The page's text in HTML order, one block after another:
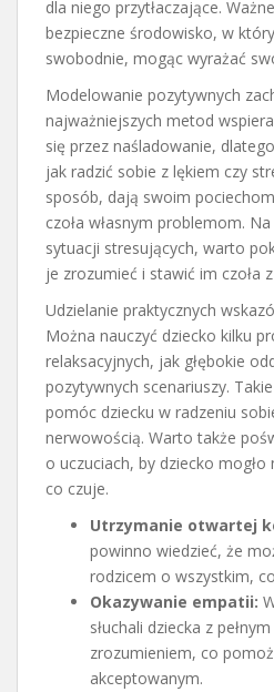
dla niego przytłaczające.
bezpieczne środowisko, w
swobodnie, mogąc wyrażać
Modelowanie pozytywnych
najważniejszych metod
się przez naśladowanie,
jak radzić sobie z lękiem czy
sposób, dają swoim
czoła własnym problemom.
sytuacji stresujących, warto
je zrozumieć i stawić im czoła
Udzielanie praktycznych
Można nauczyć dziecko kilku
relaksacyjnych, jak głębokie
pozytywnych scenariuszy.
pomóc dziecku w radzeniu
nerwowością. Warto także
o uczuciach, by dziecko
co czuje.
Utrzymanie otwartej
powinno wiedzieć, że
rodzicem o wszystkim,
Okazywanie empatii:
słuchali dziecka z
zrozumieniem, co
akceptowanym.